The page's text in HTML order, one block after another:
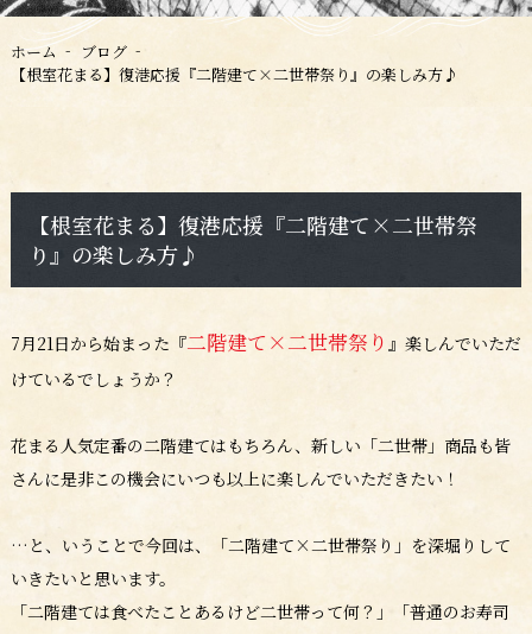
ホーム
ブログ
【根室花まる】復港応援『二階建て×二世帯祭り』の楽しみ方♪
【根室花まる】復港応援『二階建て×二世帯祭
り』の楽しみ方♪
7月21日から始まった『二階建て×二世帯祭り 』楽しんでいただ
けているでしょうか？
花まる人気定番の二階建てはもちろん、新しい「二世帯」商品も皆
さんに是非この機会にいつも以上に楽しんでいただきたい！
…と、いうことで今回は、「二階建て×二世帯祭り」を深堀りして
いきたいと思います。
「二階建ては食べたことあるけど二世帯って何？」「普通のお寿司